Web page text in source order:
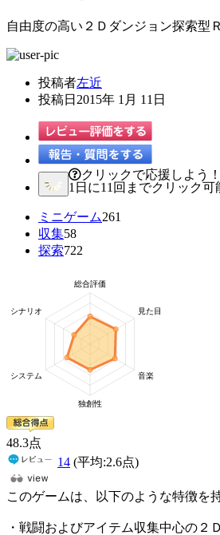
自由度の高い２Ｄダンジョン探索型
投稿者左近
投稿日 2015年 1月 11日
クリックで応援しよう！
1日に11回までクリック可
ミニゲーム261
収集58
探索722
48.3点
14 (平均:2.6点)
このゲームは、以下のような特徴を
・戦闘およびアイテム収集中心の２